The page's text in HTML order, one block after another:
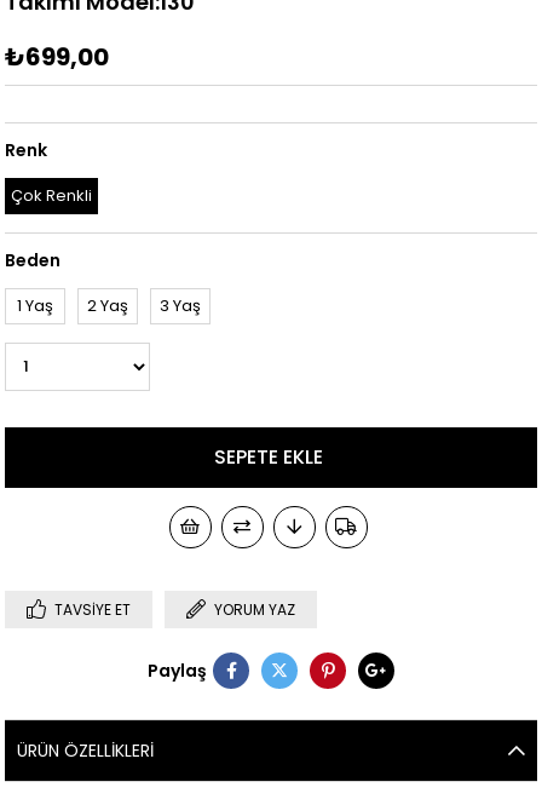
₺699,00
Renk
Çok Renkli
Beden
1 Yaş 2 Yaş 3 Yaş
TAVSIYE ET YORUM YAZ
Paylaş
ÜRÜN ÖZELLIKLERI